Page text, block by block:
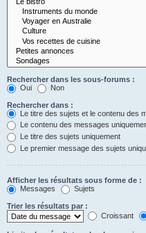
Rechercher dans les sous-forums :
Oui
Non
Rechercher dans :
Le titre des sujets et le contenu des
Le contenu des messages
Le titre des sujets uniquement
Le premier message des sujets
Afficher les résultats sous forme de :
Messages
Sujets
Trier les résultats par :
Croissant